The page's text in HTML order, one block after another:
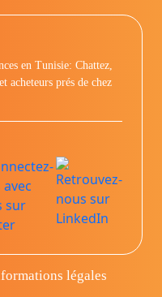
en Tunisie: Chattez,
acheteurs prés de chez
légales